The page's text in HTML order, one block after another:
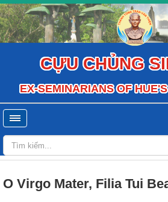
CỰU CHỦNG
EX-SEMINARIANS OF
O Virgo Mater, Filia Tui